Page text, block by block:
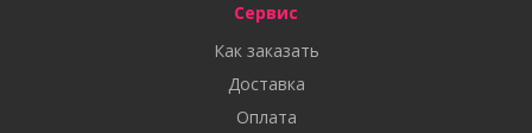
Сервис
Как заказать
Доставка
Оплата